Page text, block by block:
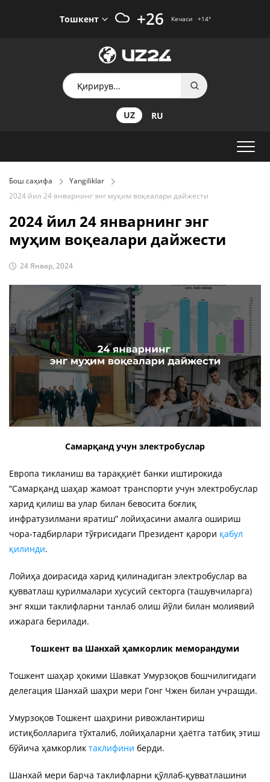
Тошкент +26 Кечаси +14°
UZ RU
Бош саҳифа
Yangiliklar
2024 йил 24 январнинг энг муҳим воқеалари дайжести
2024 йил 24 январнинг энг
муҳим воқеалари дайжести
24 Январ, 2024
Самарқанд учун электробуслар
Европа тикланиш ва тараққиёт банки иштирокида
“Самарқанд шаҳар жамоат транспорти учун электробуслар
харид қилиш ва улар билан бевосита боғлиқ
инфратузилмани яратиш” лойиҳасини амалга ошириш
чора-тадбирлари тўғрисидаги Президент қарори қабул
қилинди.
Лойиҳа доирасида харид қилинадиган электробуслар ва
қувватлаш қурилмалари хусусий секторга (ташувчиларга)
энг яхши таклифларни танлаб олиш йўли билан молиявий
ижарага берилади.
Тошкент ва Шанхай ҳамкорлик меморандуми
Тошкент шаҳар ҳокими Шавкат Умурзоқов бошчилигидаги
делегация Шанхай шаҳри мери Гонг Чжен билан учрашди.
Умурзоқов Тошкент шаҳрини ривожлантириш
истиқболларига тўхталиб, лойиҳаларни ҳаётга татбиқ этиш
бўйича ҳамкорлик таклифини берди.
Шанхай мери барча таклифларни қўллаб-қувватлашини